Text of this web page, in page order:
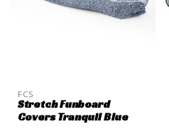
FCS
Stretch Funboard
Covers Tranquil Blue